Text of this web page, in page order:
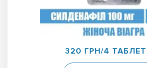
320 ГРН/4